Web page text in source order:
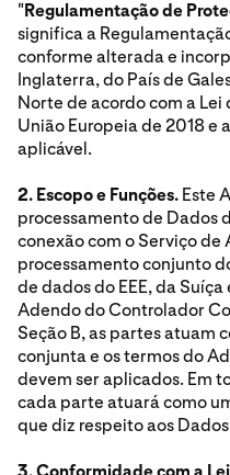
"Regulamentação de
significa a
conforme alterada e
Inglaterra, do País de
Norte de acordo com a
União Europeia de 2018 e
aplicável.
2. Escopo e Funções. Este
processamento de Dados
conexão com o Serviço de
processamento conjunto
de dados do EEE, da
Adendo do Controlador
Seção B, as partes atuam
conjunta e os termos do
devem ser aplicados. Em
cada parte atuará como
que diz respeito aos
3. Conformidade com a